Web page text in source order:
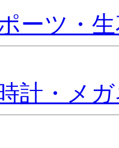
ーツ・
計・メ